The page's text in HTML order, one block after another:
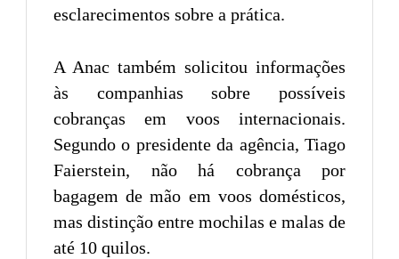
esclarecimentos sobre a prática.
A Anac também solicitou informações
às companhias sobre possíveis
cobranças em voos internacionais.
Segundo o presidente da agência, Tiago
Faierstein, não há cobrança por
bagagem de mão em voos domésticos,
mas distinção entre mochilas e malas de
até 10 quilos.